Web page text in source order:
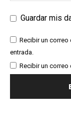
Guardar mis
Recibir un
entrada.
Recibir un correo